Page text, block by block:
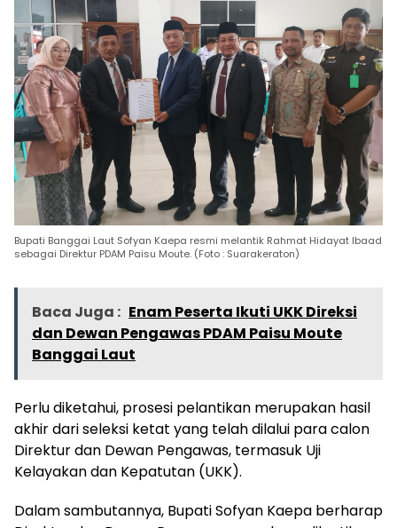
Bupati Banggai Laut Sofyan Kaepa resmi melantik Rahmat Hidayat Ibaad
sebagai Direktur PDAM Paisu Moute. (Foto : Suarakeraton)
Baca Juga : Enam Peserta Ikuti UKK Direksi
dan Dewan Pengawas PDAM Paisu Moute
Banggai Laut
Perlu diketahui, prosesi pelantikan merupakan hasil
akhir dari seleksi ketat yang telah dilalui para calon
Direktur dan Dewan Pengawas, termasuk Uji
Kelayakan dan Kepatutan (UKK).
Dalam sambutannya, Bupati Sofyan Kaepa berharap